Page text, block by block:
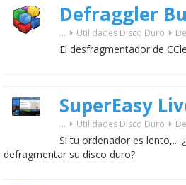
Defraggler
... Utilidades Disco Duro
El desfragmentador de
SuperEasy
... Utilidades Disco Duro
Si tu ordenador es lento,...
defragmentar su disco duro?